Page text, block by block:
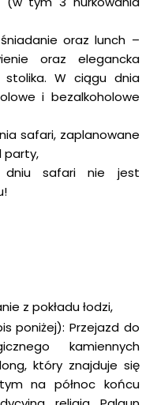
oraz lunch –
oraz elegancka
W ciągu dnia
i bezalkoholowe
safari, zaplanowane
party,
dniu safari nie jest
z pokładu łodzi,
poniżej): Przejazd do
kamiennych
który znajduje się
na północ końcu